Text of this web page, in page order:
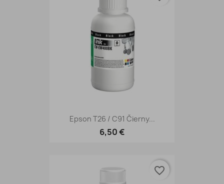
Epson T26 / C91 Čierny...
6,50 €
favorite_border